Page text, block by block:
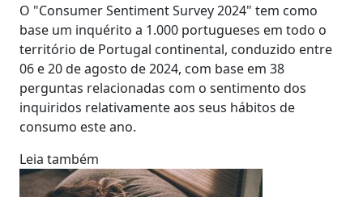
O "Consumer Sentiment Survey 2024" tem como
base um inquérito a 1.000 portugueses em todo o
território de Portugal continental, conduzido entre
06 e 20 de agosto de 2024, com base em 38
perguntas relacionadas com o sentimento dos
inquiridos relativamente aos seus hábitos de
consumo este ano.
Leia também